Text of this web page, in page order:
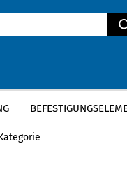
Gegenmutter »